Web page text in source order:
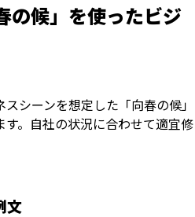
の候」を使ったビジ
シーンを想定した「向春の候」
。自社の状況に合わせて適宜修
文